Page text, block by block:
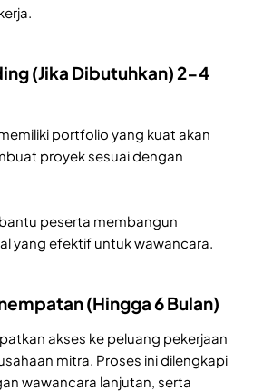
(Jika Dibutuhkan) 2-4
portfolio yang kuat akan
proyek sesuai dengan
peserta membangun
yang efektif untuk wawancara.
(Hingga 6 Bulan)
akses ke peluang pekerjaan
mitra. Proses ini dilengkapi
wawancara lanjutan, serta